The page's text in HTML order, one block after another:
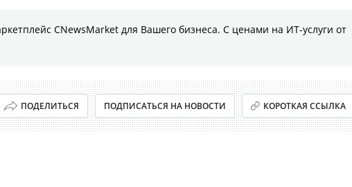
CNewsMarket для Вашего бизнеса. С ценами на ИТ-услуги от
ПОДЕЛИТЬСЯ ПОДПИСАТЬСЯ НА НОВОСТИ КОРОТКАЯ ССЫЛКА